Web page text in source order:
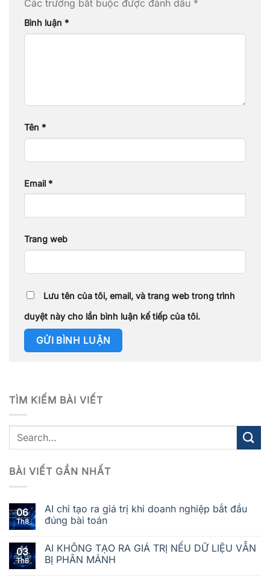
Các trường bắt buộc được đánh dấu *
Bình luận *
Tên *
Email *
Trang web
Lưu tên của tôi, email, và trang web trong trình
duyệt này cho lần bình luận kế tiếp của tôi.
TÌM KIẾM BÀI VIẾT
BÀI VIẾT GẦN NHẤT
06
Th8
AI chỉ tạo ra giá trị khi doanh nghiệp bắt đầu
đúng bài toán
03
Th8
AI KHÔNG TẠO RA GIÁ TRỊ NẾU DỮ LIỆU VẪN
BỊ PHÂN MẢNH